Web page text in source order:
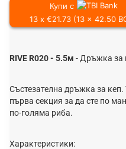
Купи с
13 x €21.73 (13 x 42.50
RIVE R020 - 5.5м - Дръжка за
Състезателна дръжка за
първа секция за да сте по
по-голяма риба.
Характеристики: